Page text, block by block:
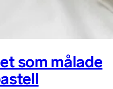
som målade